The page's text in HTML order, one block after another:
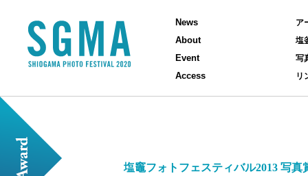
News
About
Event
Access
ア
塩
写
リ
塩竈フォトフェスティバル2013 写真